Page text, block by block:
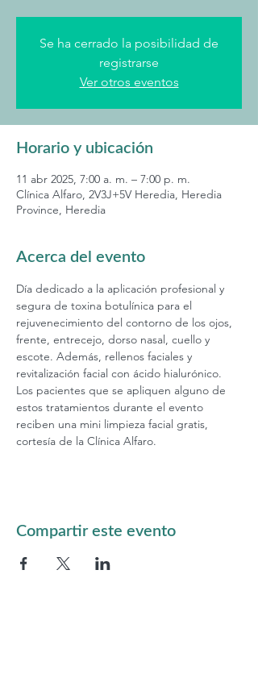
Se ha cerrado la posibilidad de
registrarse
Ver otros eventos
Horario y ubicación
11 abr 2025, 7:00 a. m. – 7:00 p. m.
Clínica Alfaro, 2V3J+5V Heredia, Heredia
Province, Heredia
Acerca del evento
Día dedicado a la aplicación profesional y
segura de toxina botulínica para el
rejuvenecimiento del contorno de los ojos,
frente, entrecejo, dorso nasal, cuello y
escote. Además, rellenos faciales y
revitalización facial con ácido hialurónico.
Los pacientes que se apliquen alguno de
estos tratamientos durante el evento
reciben una mini limpieza facial gratis,
cortesía de la Clínica Alfaro.
Compartir este evento